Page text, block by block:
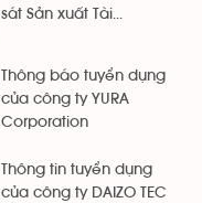
sát Sản xuất Tài...
Thông báo tuyển dụng
của công ty YURA
Corporation
Thông tin tuyển dụng
của công ty DAIZO TEC